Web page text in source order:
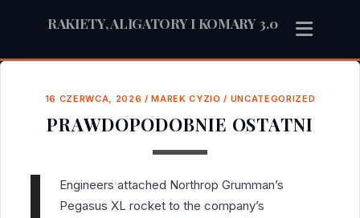
RAKIETY, ALIGATORY I KOMARY 3.0
16 CZERWCA, 2026 /MAREK CYZIO / UNCATEGORIZED
PRAWDOPODOBNIE OSTATNI
Engineers attached Northrop Grumman’s
Pegasus XL rocket to the company’s